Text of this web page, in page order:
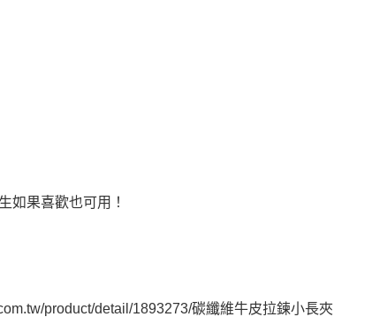
如果喜歡也可用！
product/detail/1893273/碳纖維牛皮拉鍊小長夾